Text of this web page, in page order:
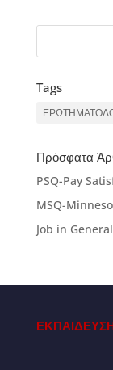
Tags
Πρόσφατα
PSQ-Pay
MSQ-
Job in